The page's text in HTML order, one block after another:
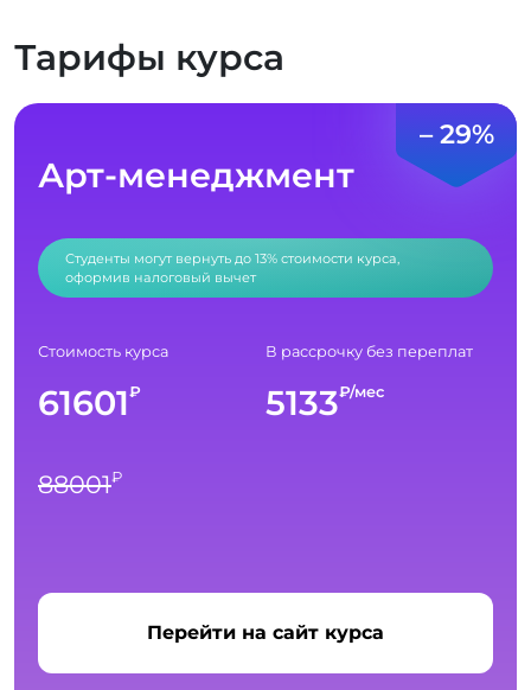
Тарифы курса
– 29%
Арт-менеджмент
Студенты могут вернуть до 13% стоимости курса,
оформив налоговый вычет
Стоимость курса
61601₽
88001₽
В рассрочку без переплат
5133₽/мес
Перейти на сайт курса